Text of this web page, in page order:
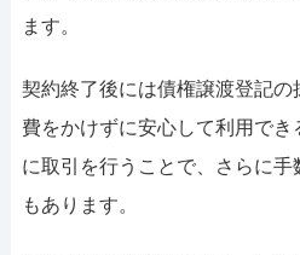
ます。
契約終了後には債権譲渡登記
費をかけずに安心して利用で
に取引を行うことで、さらに
もあります。